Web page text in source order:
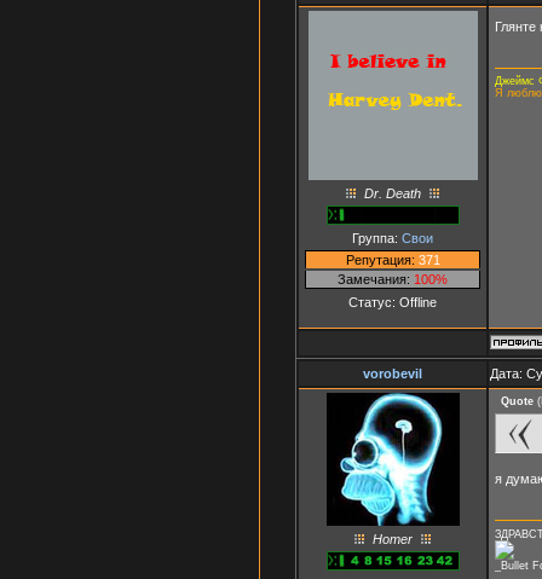
Dr. Death
Группа: Свои
Репутация: 371
Замечания: 100%
Статус: Offline
Джеймс
Я люблю
vorobevil Дата:
Homer
Quote (
я
_Bullet